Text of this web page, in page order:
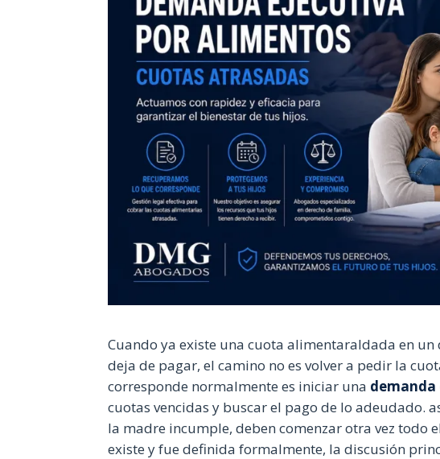
Cuando ya existe una cuota alimentaraldada en
deja de pagar, el camino no es volver a pedir la
corresponde normalmente es iniciar una
cuotas vencidas y buscar el pago de lo adeudado.
la madre incumple, deben comenzar otra vez todo
existe y fue definida formalmente, la discusión